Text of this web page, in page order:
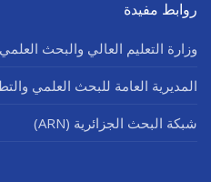
روابط مفيدة
وزارة التعليم العالي والبحث العلمي
المديرية العامة للبحث العلمي
شبكة البحث الجزائرية (ARN)